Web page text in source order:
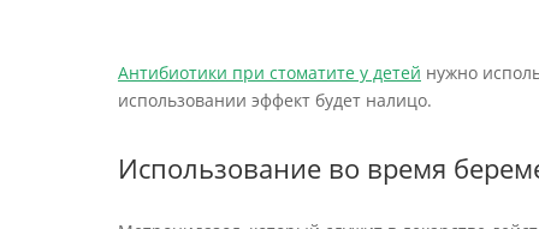
Антибиотики при стоматите у детей нужно
использовании эффект будет налицо.
Использование во время